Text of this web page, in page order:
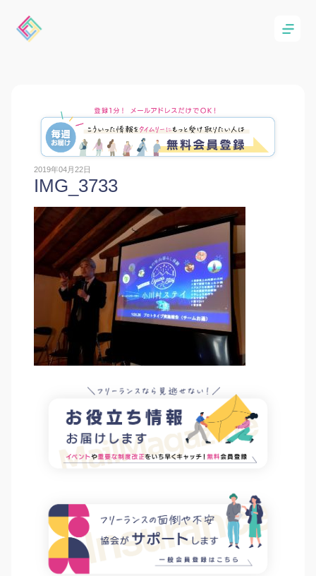
2019年04月22日
IMG_3733